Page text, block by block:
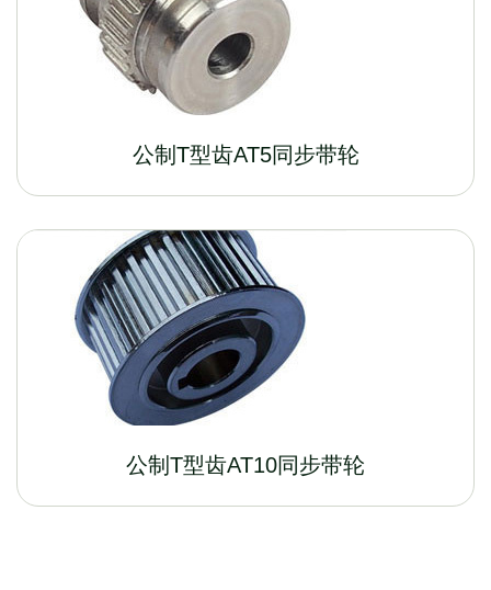
公制T型齿AT5同步带轮
公制T型齿AT10同步带轮